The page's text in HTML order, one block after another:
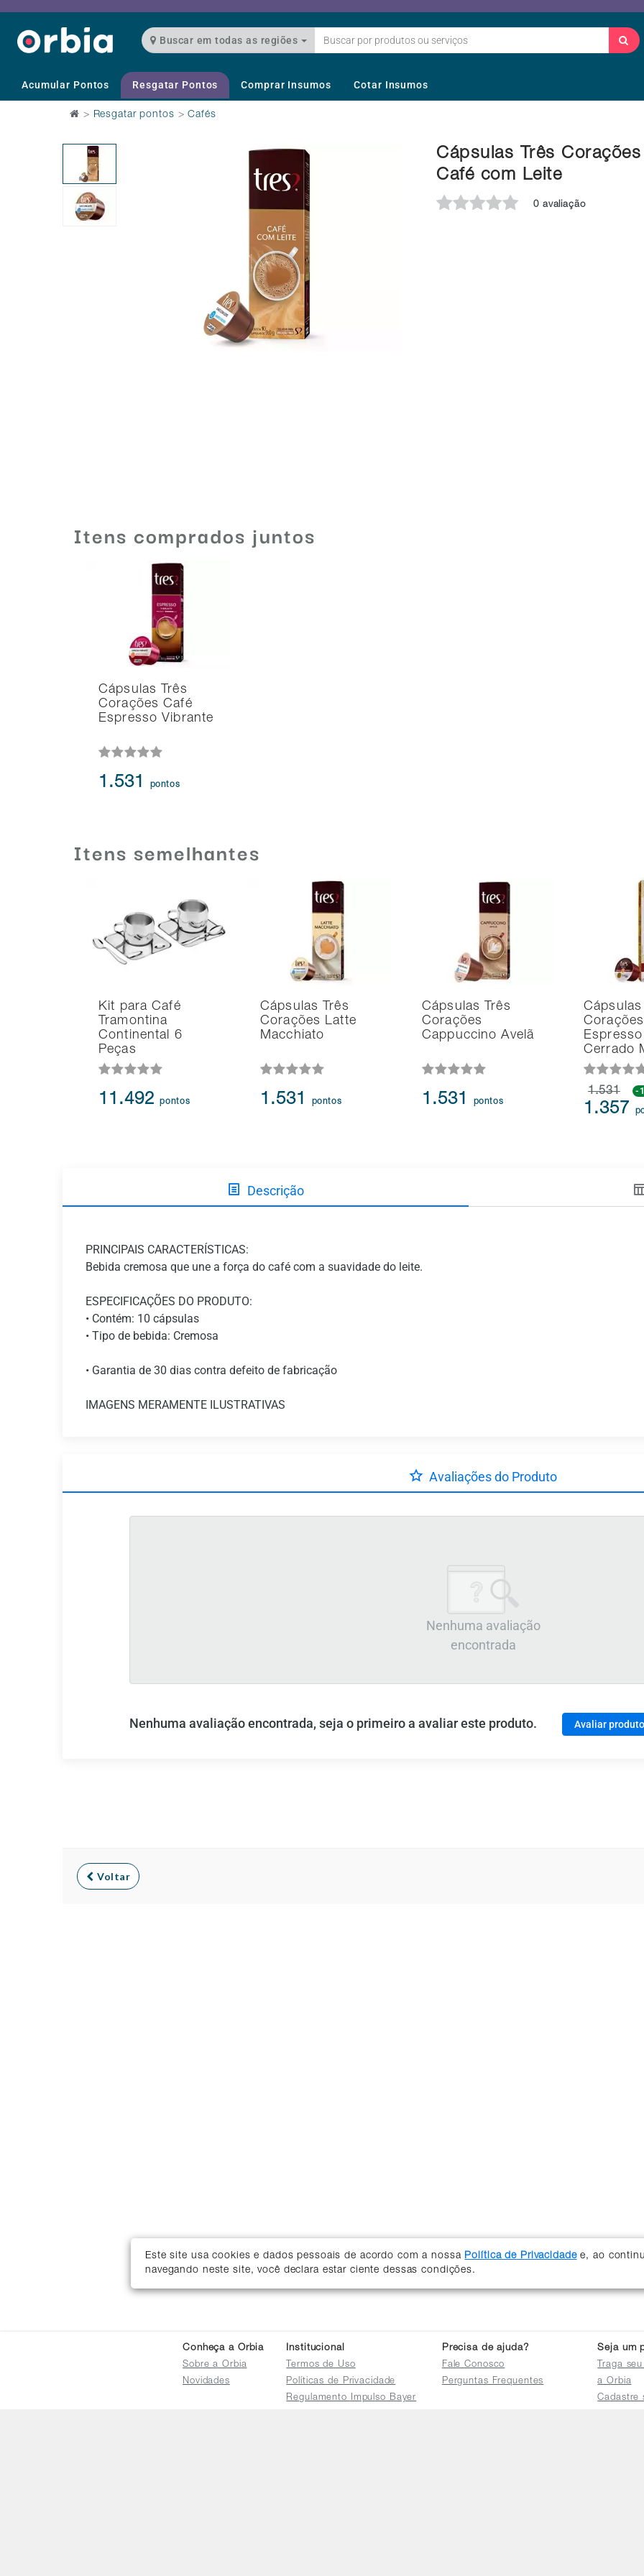
Buscar em todas as regiões
Acumular Pontos Resgatar Pontos Comprar Insumos Cotar Insumos
Este site usa cookies e dados pessoais de acordo com a nossa Política de Privacidadee, ao
navegando neste site, você declara estar ciente dessas condições.
> Resgatar pontos >Cafés
Cápsulas Três Corações
Café com Leite
0 avaliação
Itens comprados juntos
Cápsulas Três
Corações Café
Espresso Vibrante
1.531 pontos
Itens semelhantes
Kit para Café
Tramontina
Continental 6
Peças
11.492pontos
Cápsulas Três
Corações Latte
Macchiato
1.531 pontos
Cápsulas Três
Corações
Cappuccino Avelã
1.531 pontos
Cápsulas
Cerrado
1.531 -
1.357
Descrição
PRINCIPAIS CARACTERÍSTICAS:
Bebida cremosa que une a força do café com a suavidade do leite.
ESPECIFICAÇÕES DO PRODUTO:
• Contém: 10 cápsulas
• Tipo de bebida: Cremosa
• Garantia de 30 dias contra defeito de fabricação
IMAGENS MERAMENTE ILUSTRATIVAS
Avaliações do Produto
Nenhuma avaliação
encontrada
Nenhuma avaliação encontrada, seja o primeiro a avaliar este produto. Avaliar produto
Voltar
Conheça a Orbia
Sobre a Orbia
Novidades
Institucional
Termos de Uso
Políticas de Privacidade
Regulamento Impulso Bayer
Precisa de ajuda?
Fale Conosco
Perguntas Frequentes
Seja um
Traga
a Orbia
Cadastre